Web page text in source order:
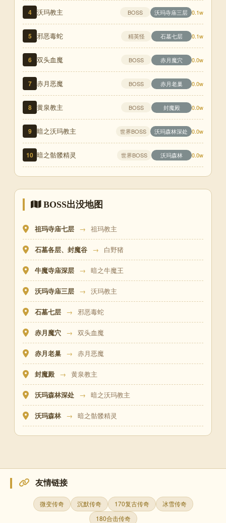
4 沃玛教主 BOSS 沃玛寺庙三层 0.1w
5 邪恶毒蛇 精英怪 石墓七层 0.1w
6 双头血魔 BOSS 赤月魔穴 0.0w
7 赤月恶魔 BOSS 赤月老巢 0.0w
8 黄泉教主 BOSS 封魔殿 0.0w
9 暗之沃玛教主 世界BOSS 沃玛森林深处 0.0w
10 暗之骷髅精灵 世界BOSS 沃玛森林 0.0w
BOSS出没地图
祖玛寺庙七层 → 祖玛教主
石墓各层、封魔谷 → 白野猪
牛魔寺庙深层 → 暗之牛魔王
沃玛寺庙三层 → 沃玛教主
石墓七层 → 邪恶毒蛇
赤月魔穴 → 双头血魔
赤月老巢 → 赤月恶魔
封魔殿 → 黄泉教主
沃玛森林深处 → 暗之沃玛教主
沃玛森林 → 暗之骷髅精灵
友情链接
微变传奇 沉默传奇 170复古传奇
冰雪传奇
180合击传奇